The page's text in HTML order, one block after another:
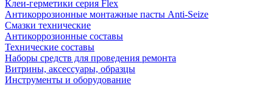
Клеи-герметики серия Flex
Антикоррозионные монтажные пасты Anti-Seize
Смазки технические
Антикоррозионные составы
Технические составы
Наборы средств для проведения ремонта
Витрины, аксессуары, образцы
Инструменты и оборудование